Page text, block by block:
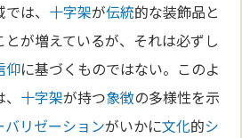
は、 十字架が伝統的な装飾品と
とが増えているが、それは必ずし
仰に基づくものではない。このよ
十字架が持つ象徴の多様性を示
バリゼーションがいかに文化的シ